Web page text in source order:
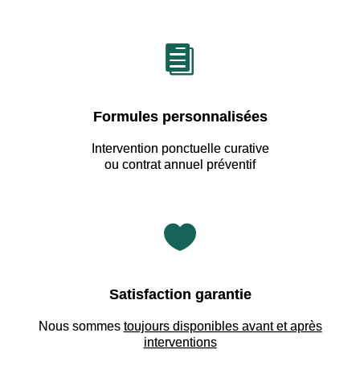

Formules personnalisées
Intervention ponctuelle curative
ou contrat annuel préventif

Satisfaction garantie
Nous sommes toujours disponibles avant et après
interventions